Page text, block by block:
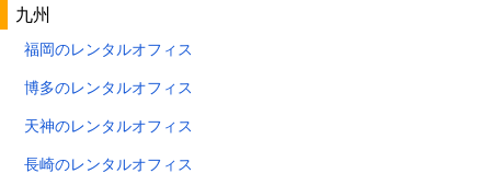
九州
福岡のレンタルオフィス
博多のレンタルオフィス
天神のレンタルオフィス
長崎のレンタルオフィス